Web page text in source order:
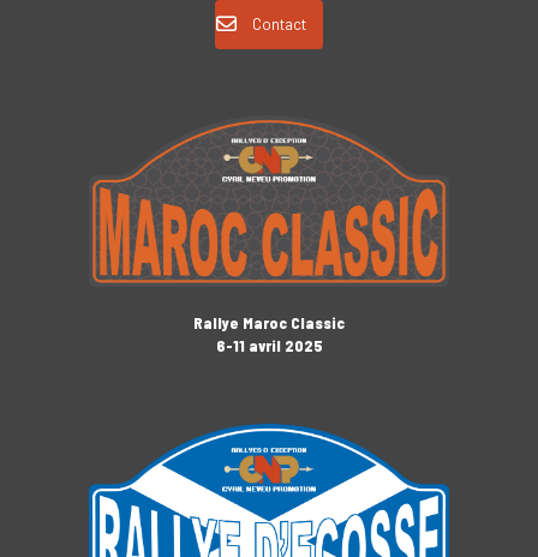
Contact
Rallye Maroc Classic
6-11 avril 2025